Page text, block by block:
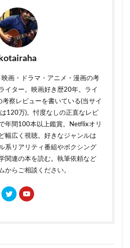
kotairaha
画・ドラマ・アニメ・漫画の考
イター。映画好き歴20年。ライ
察レビューを書いている(当サイ
120万)。忖度なしの正直なレビ
年間100本以上鑑賞。Netflixオリ
幅広く視聴。好きなジャンルは
系リアリティ番組やボクシング
関連の本を読む。執筆依頼など
からご相談ください。